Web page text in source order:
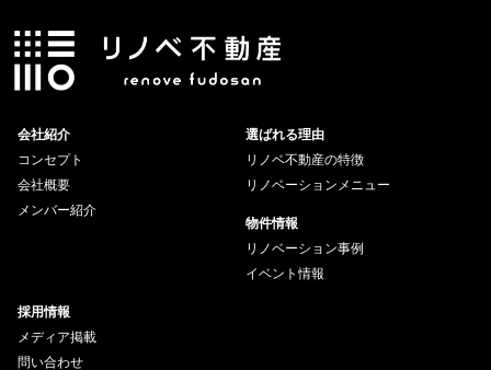
会社紹介
コンセプト
会社概要
メンバー紹介
選ばれる理由
リノベ不動産の特徴
リノベーションメニュー
物件情報
リノベーション事例
イベント情報
採用情報
メディア掲載
問い合わせ